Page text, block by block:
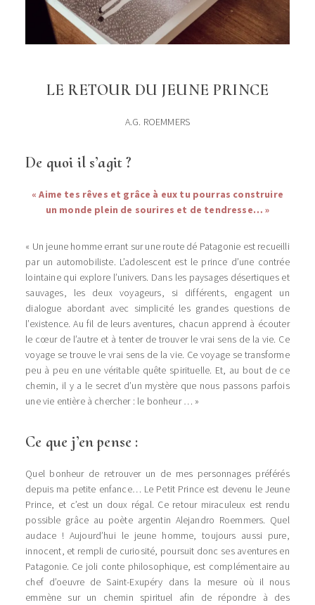
LE RETOUR DU JEUNE PRINCE
A.G. ROEMMERS
De quoi il s’agit ?
« Aime tes rêves et grâce à eux tu pourras construire
un monde plein de sourires et de tendresse… »
« Un jeune homme errant sur une route dé Patagonie est recueilli
par un automobiliste. L’adolescent est le prince d’une contrée
lointaine qui explore l’univers. Dans les paysages désertiques et
sauvages, les deux voyageurs, si différents, engagent un
dialogue abordant avec simplicité les grandes questions de
l’existence. Au fil de leurs aventures, chacun apprend à écouter
le cœur de l’autre et à tenter de trouver le vrai sens de la vie. Ce
voyage se trouve le vrai sens de la vie. Ce voyage se transforme
peu à peu en une véritable quête spirituelle. Et, au bout de ce
chemin, il y a le secret d’un mystère que nous passons parfois
une vie entière à chercher : le bonheur … »
Ce que j’en pense :
Quel bonheur de retrouver un de mes personnages préférés
depuis ma petite enfance… Le Petit Prince est devenu le Jeune
Prince, et c’est un doux régal. Ce retour miraculeux est rendu
possible grâce au poète argentin Alejandro Roemmers. Quel
audace ! Aujourd’hui le jeune homme, toujours aussi pure,
innocent, et rempli de curiosité, poursuit donc ses aventures en
Patagonie. Ce joli conte philosophique, est complémentaire au
chef d’oeuvre de Saint-Exupéry dans la mesure où il nous
emmène sur un chemin spirituel afin de répondre à des